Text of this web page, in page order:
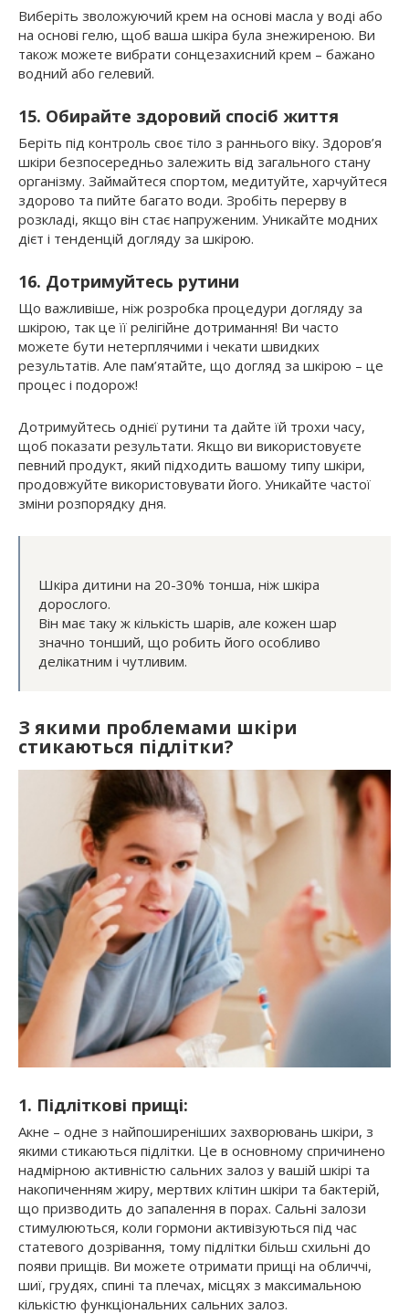
Виберіть зволожуючий крем на основі масла у воді або
на основі гелю, щоб ваша шкіра була знежиреною. Ви
також можете вибрати сонцезахисний крем – бажано
водний або гелевий.
15. Обирайте здоровий спосіб життя
Беріть під контроль своє тіло з раннього віку. Здоров’я
шкіри безпосередньо залежить від загального стану
організму. Займайтеся спортом, медитуйте, харчуйтеся
здорово та пийте багато води. Зробіть перерву в
розкладі, якщо він стає напруженим. Уникайте модних
дієт і тенденцій догляду за шкірою.
16. Дотримуйтесь рутини
Що важливіше, ніж розробка процедури догляду за
шкірою, так це її релігійне дотримання! Ви часто
можете бути нетерплячими і чекати швидких
результатів. Але пам’ятайте, що догляд за шкірою – це
процес і подорож!
Дотримуйтесь однієї рутини та дайте їй трохи часу,
щоб показати результати. Якщо ви використовуєте
певний продукт, який підходить вашому типу шкіри,
продовжуйте використовувати його. Уникайте частої
зміни розпорядку дня.
Шкіра дитини на 20-30% тонша, ніж шкіра
дорослого.
Він має таку ж кількість шарів, але кожен шар
значно тонший, що робить його особливо
делікатним і чутливим.
З якими проблемами шкіри
стикаються підлітки?
1. Підліткові прищі:
Акне – одне з найпоширеніших захворювань шкіри, з
якими стикаються підлітки. Це в основному спричинено
надмірною активністю сальних залоз у вашій шкірі та
накопиченням жиру, мертвих клітин шкіри та бактерій,
що призводить до запалення в порах. Сальні залози
стимулюються, коли гормони активізуються під час
статевого дозрівання, тому підлітки більш схильні до
появи прищів. Ви можете отримати прищі на обличчі,
шиї, грудях, спині та плечах, місцях з максимальною
кількістю функціональних сальних залоз.